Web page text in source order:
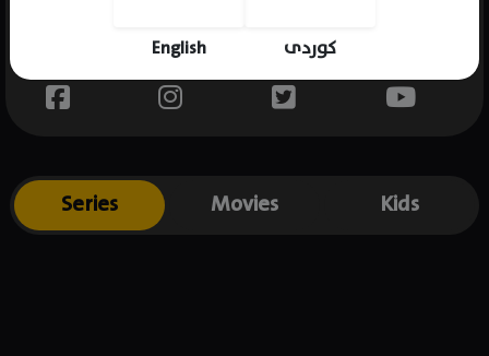
English کوردی
Place of birth : USA
Series Movies Kids